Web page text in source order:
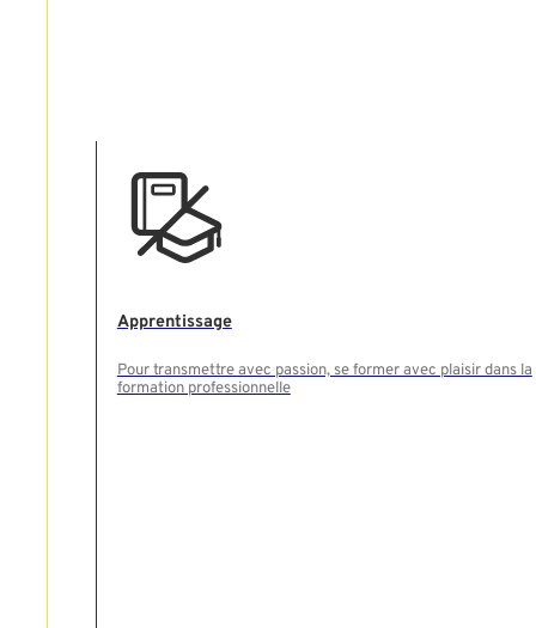
Apprentissage
Pour transmettre avec passion, se former avec plaisir dans la
formation professionnelle